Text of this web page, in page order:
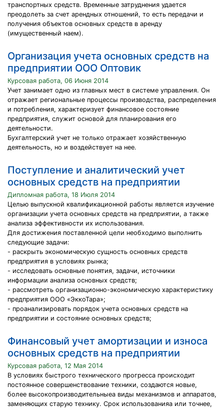
транспортных средств. Временные затруднения удается
преодолеть за счет арендных отношений, то есть передачи и
получения объектов основных средств в аренду
(имущественный наем).
Организация учета основных средств на
предприятии ООО Оптовик
Курсовая работа, 06 Июня 2014
Учет занимает одно из главных мест в системе управления. Он
отражает региональные процессы производства, распределения
и потребления, характеризует финансовое состояние
предприятия, служит основой для планирования его
деятельности.
Бухгалтерский учет не только отражает хозяйственную
деятельность, но и воздействует на нее.
Поступление и аналитический учет
основных средств на предприятии
Дипломная работа, 18 Июля 2014
Целью выпускной квалификационной работы является изучение
организации учета основных средств на предприятии, а также
анализа эффективности их использования.
Для достижения поставленной цели необходимо выполнить
следующие задачи:
- раскрыть экономическую сущность основных средств
предприятия в условиях рынка;
- исследовать основные понятия, задачи, источники
информации анализа основных средств;
- рассмотреть организационно-экономическую характеристику
предприятия ООО «ЭккоТара»;
- проанализировать порядок учета основных средств на
предприятии и состояние основных средств;
Финансовый учет амортизации и износа
основных средств на предприятии
Курсовая работа, 12 Мая 2014
В условиях быстрого технического прогресса происходит
постоянное совершенствование техники, создаются новые,
более высокопроизводительныеа виды механизмов и аппаратов,
заменяющих старую технику. Срок использованияа или точнее,